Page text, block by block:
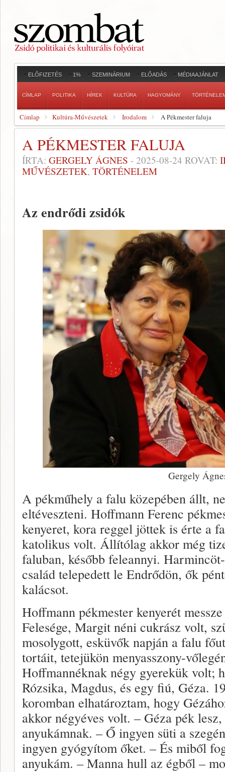
ELŐFIZETÉS 1% SZEMINÁRIUM ELŐADÁS MÉDIAAJÁNLAT
CÍMLAP POLITIKA HÍREK KULTÚRA HAGYOMÁNY
Címlap Kultúra-Művészetek Irodalom A Pékmester faluja
A PÉKMESTER FALUJA
ÍRTA: GERGELY ÁGNES - 2025-08-24 ROVAT:
MŰVÉSZETEK, TÖRTÉNELEM
Az endrődi zsidók
Gergely
A pékműhely a falu közepében állt,
eltéveszteni. Hoffmann Ferenc
kenyeret, kora reggel jöttek is érte a
katolikus volt. Állítólag akkor még
faluban, később feleannyi.
család telepedett le Endrődön, ők
kalácsot.
Hoffmann pékmester kenyerét
Felesége, Margit néni cukrász volt,
mosolygott, esküvők napján a falu
tortáit, tetejükön menyasszony-
Hoffmannéknak négy gyerekük volt;
Rózsika, Magdus, és egy fiú, Géza.
koromban elhatároztam, hogy
akkor négyéves volt. – Géza pék
anyukámnak. – Ő ingyen süti a
ingyen gyógyítom őket. – És miből
anyukám. – Manna hull az égből –